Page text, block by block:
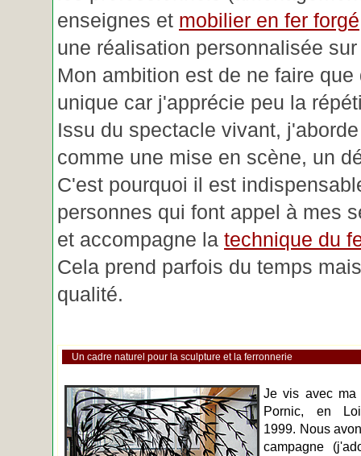
enseignes et mobilier en fer forgé
une réalisation personnalisée
Mon ambition est de ne faire que
unique car j'apprécie peu la
Issu du spectacle vivant,
comme une mise en scène, un
C'est pourquoi il est
personnes qui font appel à mes
et accompagne la technique du
Cela prend parfois du temps
qualité.
Un cadre naturel pour la sculpture et la ferronnerie
Je vis avec ma
Pornic, en
1999. Nous
campagne